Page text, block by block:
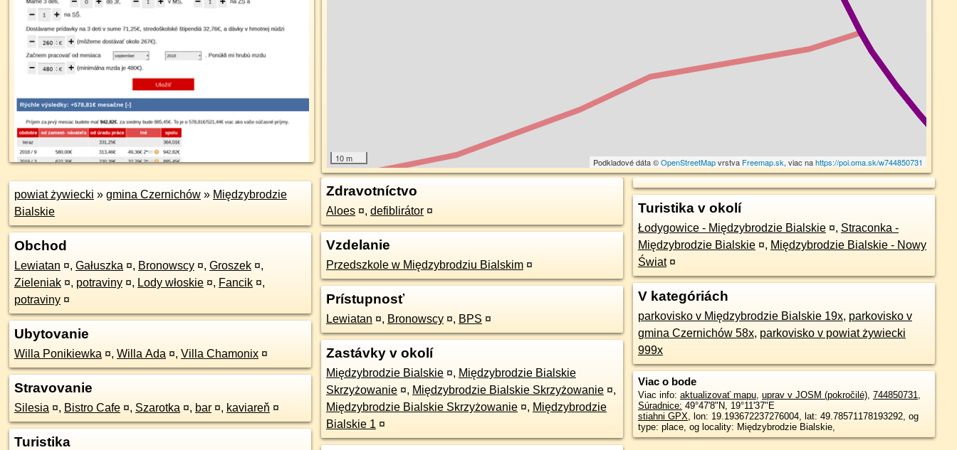
10 m Podkladové dáta ©OpenStreetMapvrstva Freemap.sk, viac nahttps://poi.oma.sk/w744850731
powiat żywiecki » gmina Czernichów » Międzybrodzie
Bialskie
Obchod
Lewiatan ¤, Gałuszka ¤, Bronowscy ¤, Groszek ¤,
Zieleniak ¤, potraviny ¤, Lody włoskie ¤, Fancik ¤,
potraviny ¤
Ubytovanie
Willa Ponikiewka ¤, Willa Ada ¤, Villa Chamonix ¤
Stravovanie
Silesia ¤, Bistro Cafe ¤, Szarotka ¤, bar ¤, kaviareň ¤
Turistika
Zdravotníctvo
Aloes ¤, defiblirátor ¤
Vzdelanie
Przedszkole w Międzybrodziu Bialskim ¤
Prístupnosť
Lewiatan ¤, Bronowscy ¤, BPS ¤
Zastávky v okolí
Międzybrodzie Bialskie ¤, Międzybrodzie Bialskie
Skrzyżowanie ¤, Międzybrodzie Bialskie Skrzyżowanie ¤,
Międzybrodzie Bialskie Skrzyżowanie ¤, Międzybrodzie
Bialskie 1 ¤
Turistika v okolí
Łodygowice - Międzybrodzie Bialskie ¤, Straconka -
Międzybrodzie Bialskie ¤, Międzybrodzie Bialskie - Nowy
Świat ¤
V kategóriách
parkovisko v Międzybrodzie Bialskie 19x, parkovisko v
gmina Czernichów 58x, parkovisko v powiat żywiecki
999x
Viac o bode
Viac info: aktualizovať mapu, uprav v JOSM (pokročilé), 744850731,
Súradnice: 49°47'8"N, 19°11'37"E
stiahni GPX, lon: 19.193672237276004, lat: 49.78571178193292, og
type: place, og locality: Międzybrodzie Bialskie,